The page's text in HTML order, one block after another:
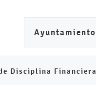
Ayuntamiento
Disciplina Financiera